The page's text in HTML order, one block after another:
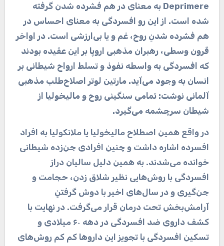
Deprimere به معنای در هم فشرده شدن گرفته
شده است. از این رو افسردگی به معنای احساس در
هم فشرده شدنِ روح، غم و یا بی‌ارزشی است. در اواخر
قرون وسطی، رهبران مذهبی اروپا بر این عقیده بودند
که افسردگی به واسطه نفوذ و تسلط ارواح شیطانی بر
انسان به وجود می‌آید. مارتین لوتر اصلاح‌طلب مذهبی
آلمانی نوشت: تمامی سنگینی روح و مالیخولیا از
شیطان سرچشمه می‌گیرد.
در واقع همین اصطلاح مالیخولیا یا ملانکولیا به افراد
افسرده اشاره داشت و چنین افرادی جن‌زده شیطانی
خوانده می‌شدند. به همین دلیل سالیان دراز
افسردگی با روش‌هایی نظیر شلاق زدن، حجامت و
جن‌گیری و در سال‌های اخیر با دوش گرفتنِ
آرامش‌بخش تحت درمان قرار می‌گرفت. در نهایت با
کشف داروی ضد افسردگی در دهه ۶۰ میلادی و
تسکین افسردگی با تجویز این داروها کم کم روش‌های